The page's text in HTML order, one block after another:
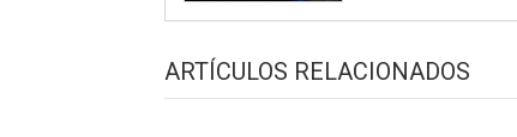
ARTÍCULOS RELACIONADOS